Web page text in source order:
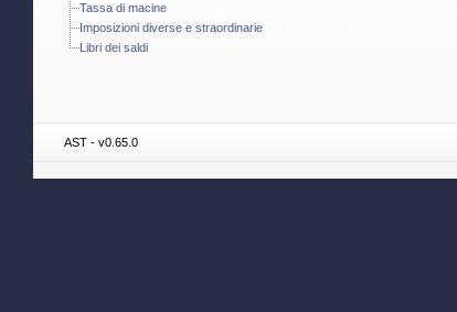
Tassa di macine
Imposizioni diverse e straordinarie
Libri dei saldi
AST - v0.65.0